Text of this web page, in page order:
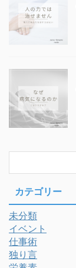
カテゴリー
未分類
イベント
仕事術
独り言